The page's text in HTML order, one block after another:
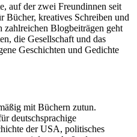
auf der zwei Freundinnen seit
Bücher, kreatives Schreiben und
zahlreichen Blogbeiträgen geht
die Gesellschaft und das
Geschichten und Gedichte
mit Büchern zutun.
deutschsprachige
der USA, politisches